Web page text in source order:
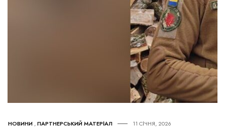
НОВИНИ ,ПАРТНЕРСЬКИЙ МАТЕРІАЛ 11 СІЧНЯ, 2026